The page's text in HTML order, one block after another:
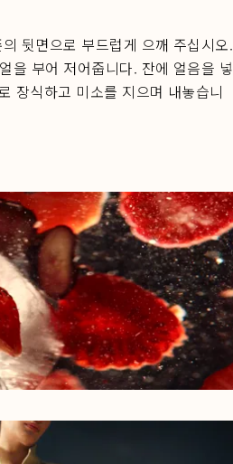
뒷면으로 부드럽게 으깨 주십시오.
을 부어 저어줍니다. 잔에 얼음을 넣
장식하고 미소를 지으며 내놓습니